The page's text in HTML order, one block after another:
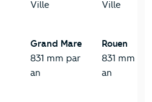
Ville
Ville
Grand Mare
831 mm par
an
Rouen
831 mm par
an